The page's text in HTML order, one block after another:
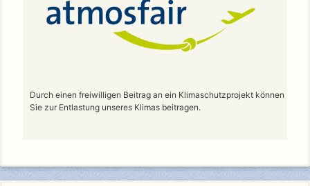
Durch einen freiwilligen Beitrag an ein Klimaschutzprojekt können
Sie zur Entlastung unseres Klimas beitragen.